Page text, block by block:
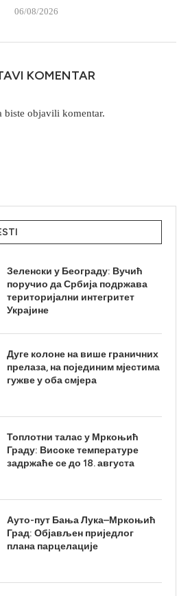
06/08/2026
KOMENTAR
biste objavili komentar.
Зеленски у Београду: Вучић
поручио да Србија подржава
територијални интегритет
Украјине
Дуге колоне на више граничних
прелаза, на појединим мјестима
гужве у оба смјера
Топлотни талас у Мркоњић
Граду: Високе температуре
задржаће се до 18. августа
Ауто-пут Бања Лука–Мркоњић
Град: Објављен приједлог
плана парцелације